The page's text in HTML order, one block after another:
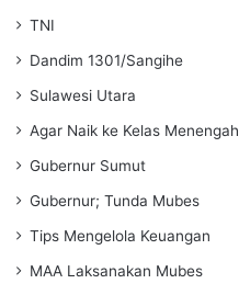
TNI
Dandim 1301/Sangihe
Sulawesi Utara
Agar Naik ke Kelas Menengah
Gubernur Sumut
Gubernur; Tunda Mubes
Tips Mengelola Keuangan
MAA Laksanakan Mubes